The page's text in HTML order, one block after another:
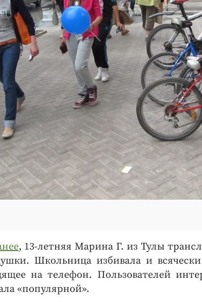
, 13-летняя Марина Г. из Тулы
Школьница избивала и
на телефон. Пользователей
«популярной».